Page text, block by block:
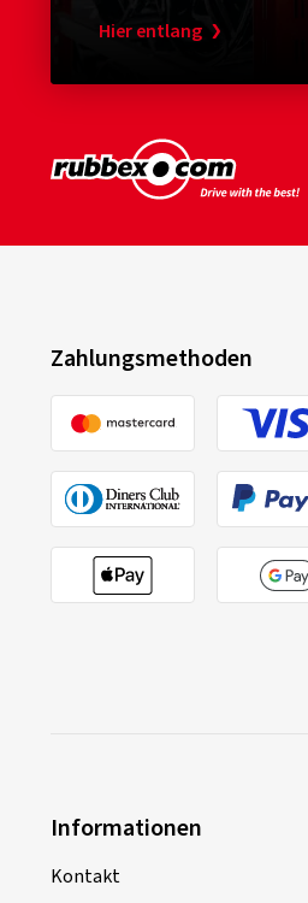
Hier entlang
Zahlungsmethoden
Informationen
Kontakt